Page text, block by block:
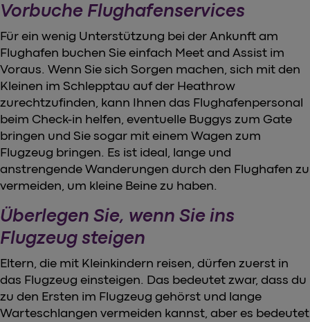
Vorbuche Flughafenservices
Für ein wenig Unterstützung bei der Ankunft am
Flughafen buchen Sie einfach Meet and Assist im
Voraus. Wenn Sie sich Sorgen machen, sich mit den
Kleinen im Schlepptau auf der Heathrow
zurechtzufinden, kann Ihnen das Flughafenpersonal
beim Check-in helfen, eventuelle Buggys zum Gate
bringen und Sie sogar mit einem Wagen zum
Flugzeug bringen. Es ist ideal, lange und
anstrengende Wanderungen durch den Flughafen zu
vermeiden, um kleine Beine zu haben.
Überlegen Sie, wenn Sie ins
Flugzeug steigen
Eltern, die mit Kleinkindern reisen, dürfen zuerst in
das Flugzeug einsteigen. Das bedeutet zwar, dass du
zu den Ersten im Flugzeug gehörst und lange
Warteschlangen vermeiden kannst, aber es bedeutet